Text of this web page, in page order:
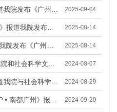
2025-09-04
2025-08-14
2025-08-14
2024-08-07
2024-08-29
2024-09-20